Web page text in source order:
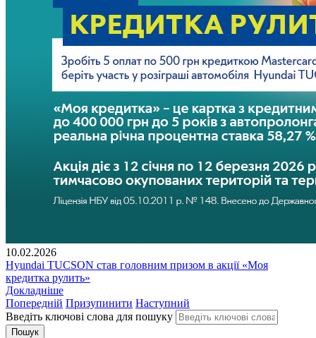
10.02.2026
Hyundai TUCSON став головним призом в акції «Моя
кредитка рулить»
Докладніше
Попередній Призупинити Наступний
Введіть ключові слова для пошуку